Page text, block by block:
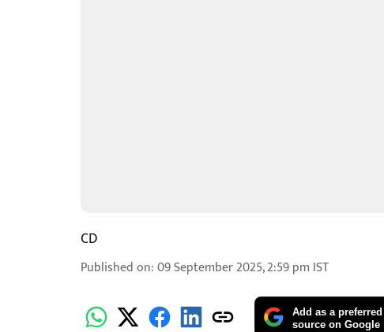
CD
Published on:09 September 2025, 2:59 pm IST
Add as a preferred
source on Google